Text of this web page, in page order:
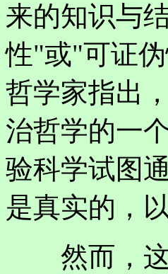
来的知识与
性"或"可证
哲学家指出
治哲学的一
验科学试图
是真实的，
然而，这